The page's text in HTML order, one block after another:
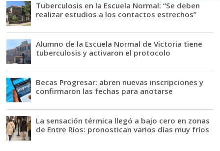
Tuberculosis en la Escuela Normal: “Se deben
realizar estudios a los contactos estrechos”
Alumno de la Escuela Normal de Victoria tiene
tuberculosis y activaron el protocolo
Becas Progresar: abren nuevas inscripciones y
confirmaron las fechas para anotarse
La sensación térmica llegó a bajo cero en zonas
de Entre Ríos: pronostican varios días muy fríos